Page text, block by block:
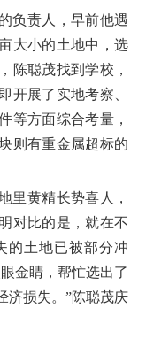
负责人，早前他遇
大小的土地中，选
陈聪茂找到学校，
开展了实地考察、
等方面综合考量，
则有重金属超标的
里黄精长势喜人，
对比的是，就在不
的土地已被部分冲
金睛，帮忙选出了
济损失。”陈聪茂庆